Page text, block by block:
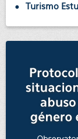
Turismo